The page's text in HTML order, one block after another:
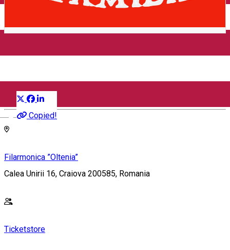
English
Închirieri auto
Încărcare vehicule electrice
Scandal in familie - Craiova
Distribuie
Copied!
Teatru
Filarmonica ”Oltenia”
Calea Unirii 16, Craiova 200585, Romania
Ticketstore